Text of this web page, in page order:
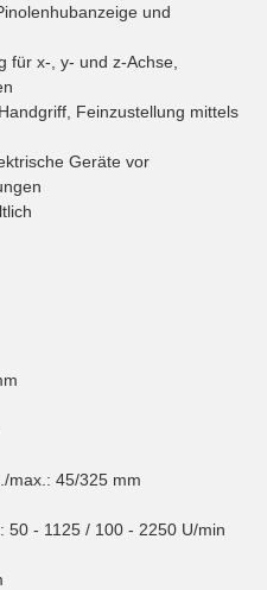
und
für x-, y- und z-Achse,
Feinzustellung mittels
Geräte vor
max.: 45/325 mm
50 - 1125 / 100 - 2250 U/min